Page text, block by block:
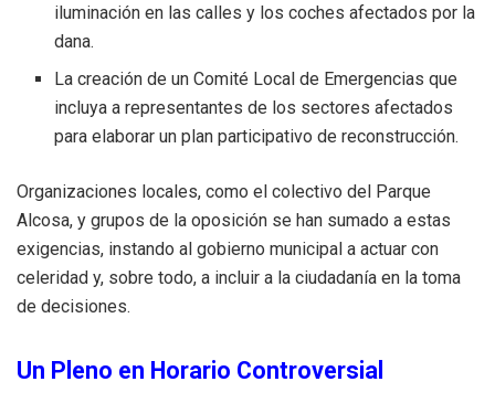
iluminación en las calles y los coches afectados por la
dana.
La creación de un Comité Local de Emergencias que
incluya a representantes de los sectores afectados
para elaborar un plan participativo de reconstrucción.
Organizaciones locales, como el colectivo del Parque
Alcosa, y grupos de la oposición se han sumado a estas
exigencias, instando al gobierno municipal a actuar con
celeridad y, sobre todo, a incluir a la ciudadanía en la toma
de decisiones.
Un Pleno en Horario Controversial